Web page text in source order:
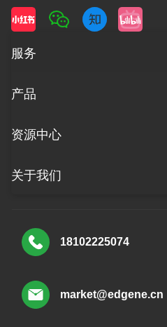
服务
产品
资源中心
关于我们
18102225074
market@edgene.cn